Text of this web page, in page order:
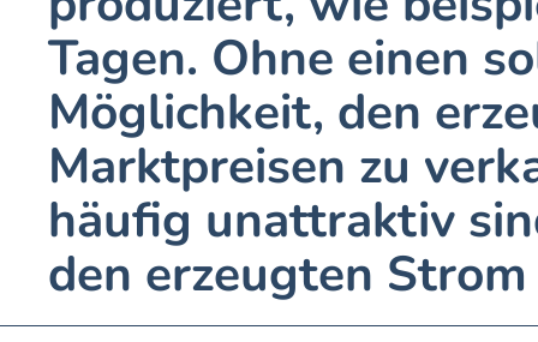
Tagen. Ohne einen
Möglichkeit, den
Marktpreisen zu
häufig unattraktiv
den erzeugten